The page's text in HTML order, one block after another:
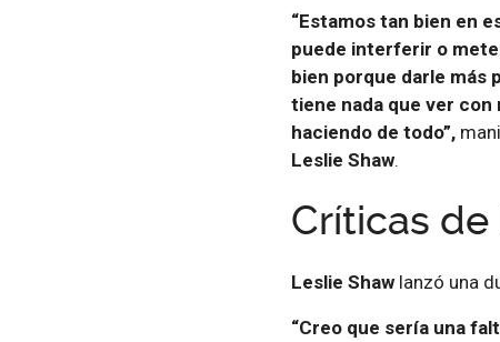
“Estamos tan bien en
puede interferir o
bien porque darle más
tiene nada que ver con
haciendo de todo”,
Leslie Shaw.
Críticas de
Leslie Shaw lanzó una
“Creo que sería una